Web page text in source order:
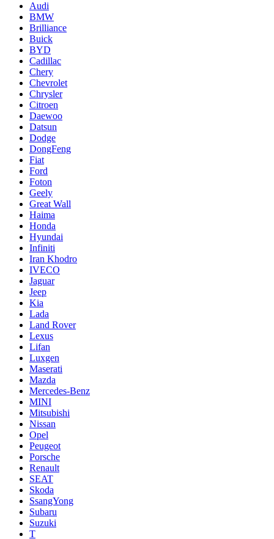
Audi
BMW
Brilliance
Buick
BYD
Cadillac
Chery
Chevrolet
Chrysler
Citroen
Daewoo
Datsun
Dodge
DongFeng
Fiat
Ford
Foton
Geely
Great Wall
Haima
Honda
Hyundai
Infiniti
Iran Khodro
IVECO
Jaguar
Jeep
Kia
Lada
Land Rover
Lexus
Lifan
Luxgen
Maserati
Mazda
Mercedes-Benz
MINI
Mitsubishi
Nissan
Opel
Peugeot
Porsche
Renault
SEAT
Skoda
SsangYong
Subaru
Suzuki
T